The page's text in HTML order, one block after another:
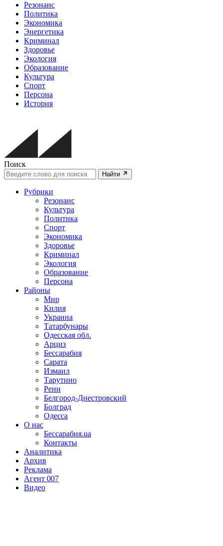
Резонанс
Политика
Экономика
Энергетика
Криминал
Здоровье
Экология
Образование
Культура
Спорт
Персона
История
Поиск
Найти
Рубрики
Резонанс
Культура
Политика
Спорт
Экономика
Здоровье
Криминал
Экология
Образование
Персона
Районы
Мир
Килия
Украина
Татарбунары
Одесская обл.
Арциз
Бессарабия
Сарата
Измаил
Тарутино
Рени
Белгород-Днестровский
Болград
Одесса
О нас
Бессарабия.ua
Контакты
Аналитика
Архив
Реклама
Агент 007
Видео